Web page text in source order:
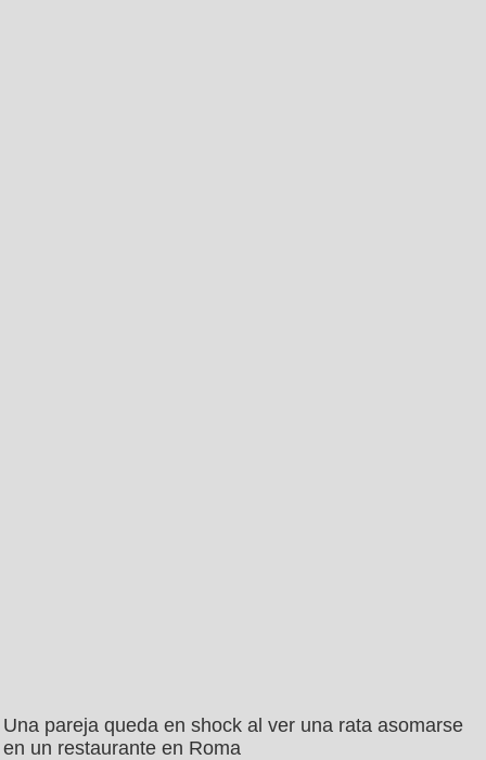
Una pareja queda en shock al ver una rata asomarse
en un restaurante en Roma